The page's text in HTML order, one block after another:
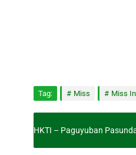
Tag: Miss Miss
HKTI – Paguyuban